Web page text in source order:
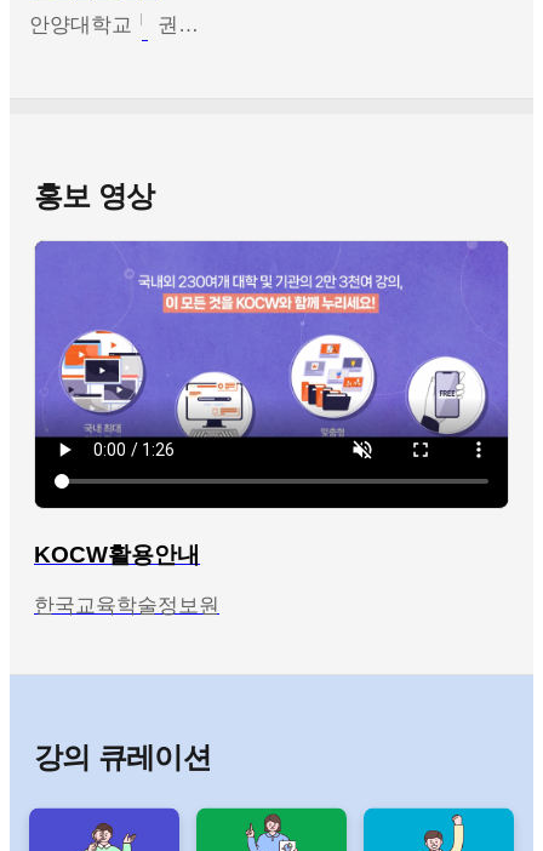
안양대학교 권원현
홍보 영상
KOCW활용안내
한국교육학술정보원
강의 큐레이션